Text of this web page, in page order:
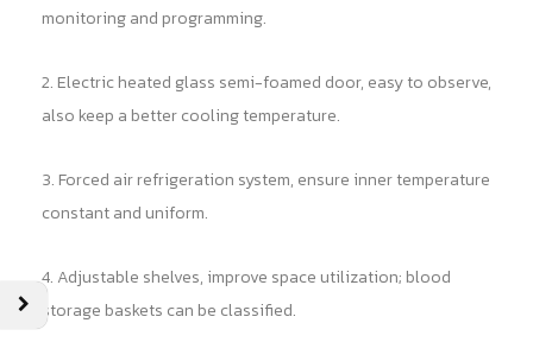
monitoring and programming.
2. Electric heated glass semi-foamed door, easy to observe,
also keep a better cooling temperature.
3. Forced air refrigeration system, ensure inner temperature
constant and uniform.
4. Adjustable shelves, improve space utilization; blood
storage baskets can be classified.